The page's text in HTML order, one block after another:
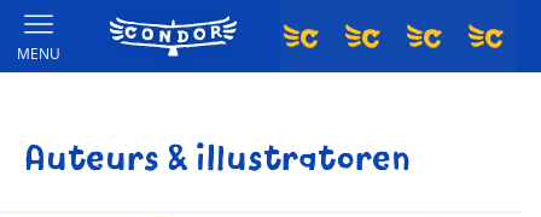
MENU
Auteurs & illustratoren